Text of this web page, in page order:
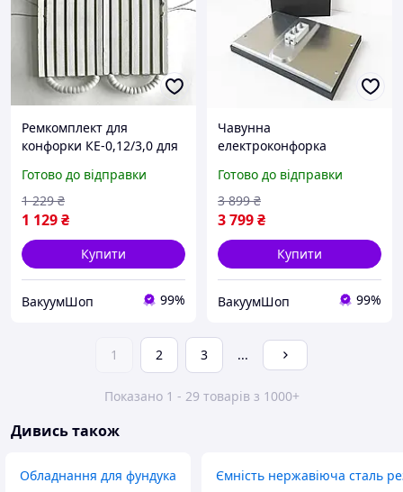
Ремкомплект для
конфорки КЕ-0,12/3,0 для
Готово до відправки
1 129₴
1 229 ₴
Купити
ВакуумШоп 99%
Чавунна
електроконфорка
Конфорка Марміт
Готово до відправки
3 799₴
3 899 ₴
Купити
ВакуумШоп 99%
1 2 3 ...
Показано 1 - 29 товарів з 1000+
Дивись також
Обладнання для фундука Ємність нержавіюча сталь